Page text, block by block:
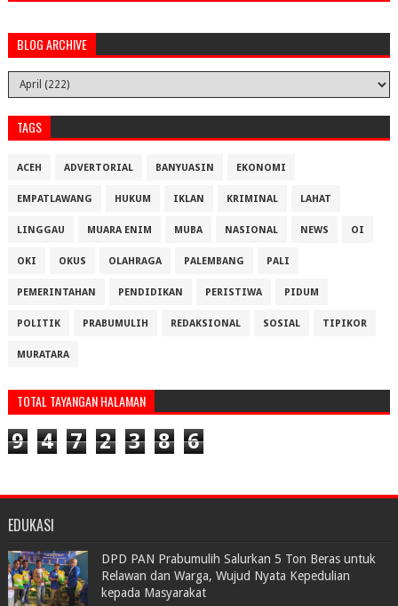
BLOG ARCHIVE
TAGS
ACEH ADVERTORIAL BANYUASIN EKONOMI
EMPATLAWANG HUKUM IKLAN KRIMINAL LAHAT
LINGGAU MUARA ENIM MUBA NASIONAL NEWS OI
OKI OKUS OLAHRAGA PALEMBANG PALI
PEMERINTAHAN PENDIDIKAN PERISTIWA PIDUM
POLITIK PRABUMULIH REDAKSIONAL SOSIAL TIPIKOR
MURATARA
TOTAL TAYANGAN HALAMAN
9 4 7 2 3 8 6
EDUKASI
DPD PAN Prabumulih Salurkan 5 Ton Beras untuk
Relawan dan Warga, Wujud Nyata Kepedulian
kepada Masyarakat